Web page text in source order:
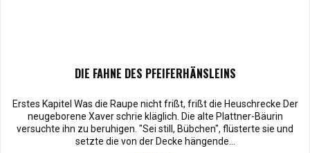
DIE FAHNE DES PFEIFERHÄNSLEINS
Erstes Kapitel Was die Raupe nicht frißt, frißt die Heuschrecke Der
neugeborene Xaver schrie kläglich. Die alte Plattner-Bäurin
versuchte ihn zu beruhigen. "Sei still, Bübchen", flüsterte sie und
setzte die von der Decke hängende...